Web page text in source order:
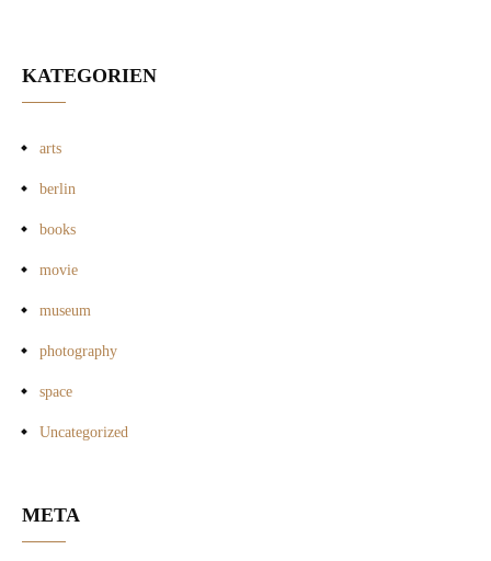
KATEGORIEN
arts
berlin
books
movie
museum
photography
space
Uncategorized
META